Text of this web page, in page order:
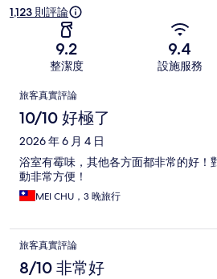
1,123 則評論
9.2
整潔度
9.4
設施服務
評
論
旅客真實評論
10/10 好極了
2026 年 6 月 4 日
浴室有霉味，其他各方面都非常的好！
動非常方便！
MEI CHU，3 晚旅行
旅客真實評論
8/10 非常好